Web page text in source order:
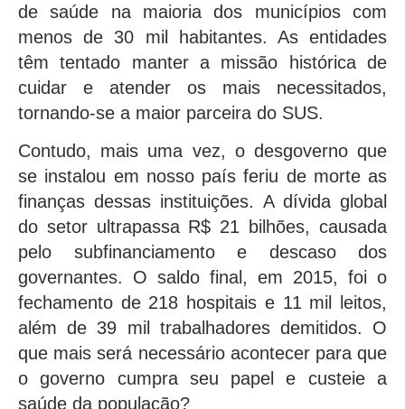
de saúde na maioria dos municípios com
menos de 30 mil habitantes. As entidades
têm tentado manter a missão histórica de
cuidar e atender os mais necessitados,
tornando-se a maior parceira do SUS.
Contudo, mais uma vez, o desgoverno que
se instalou em nosso país feriu de morte as
finanças dessas instituições. A dívida global
do setor ultrapassa R$ 21 bilhões, causada
pelo subfinanciamento e descaso dos
governantes. O saldo final, em 2015, foi o
fechamento de 218 hospitais e 11 mil leitos,
além de 39 mil trabalhadores demitidos. O
que mais será necessário acontecer para que
o governo cumpra seu papel e custeie a
saúde da população?